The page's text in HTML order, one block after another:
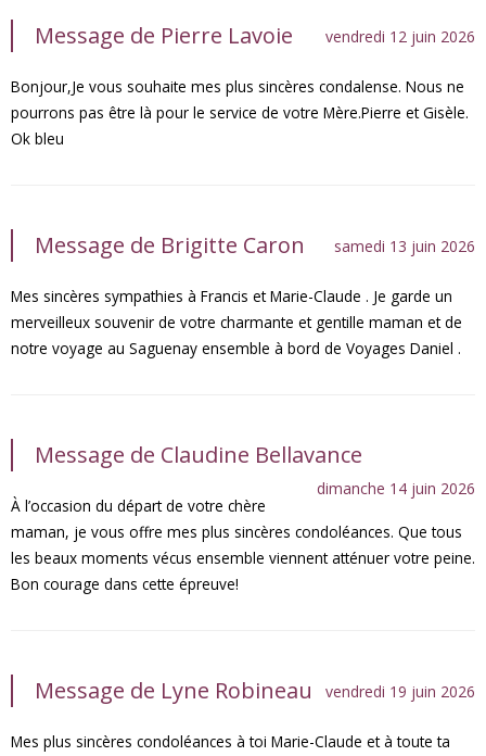
Message de Pierre Lavoie vendredi 12 juin 2026
Bonjour,Je vous souhaite mes plus sincères condalense. Nous ne
pourrons pas être là pour le service de votre Mère.Pierre et Gisèle.
Ok bleu
Message de Brigitte Caron samedi 13 juin 2026
Mes sincères sympathies à Francis et Marie-Claude . Je garde un
merveilleux souvenir de votre charmante et gentille maman et de
notre voyage au Saguenay ensemble à bord de Voyages Daniel .
Message de Claudine Bellavance
dimanche 14 juin 2026
À l’occasion du départ de votre chère
maman, je vous offre mes plus sincères condoléances. Que tous
les beaux moments vécus ensemble viennent atténuer votre peine.
Bon courage dans cette épreuve!
Message de Lyne Robineau vendredi 19 juin 2026
Mes plus sincères condoléances à toi Marie-Claude et à toute ta